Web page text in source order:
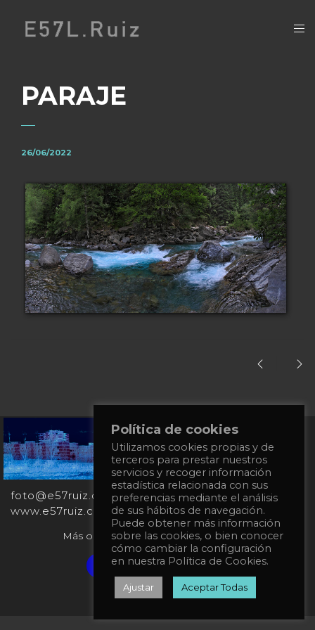
PARAJE
26/06/2022
651
862
863
foto@e57ruiz.com
www.e57ruiz.com
Más obras en la galería virtual Singulart:
Verified artist on Singulart
Política de privacidad
Política de Cookies
Política de cookies
Utilizamos cookies propias y de
terceros para prestar nuestros
servicios y recoger información
estadística relacionada con sus
preferencias mediante el análisis
de sus hábitos de navegación.
Puede obtener más información
sobre las cookies, o bien conocer
cómo cambiar la configuración
en nuestra Política de Cookies.
Ajustar Aceptar Todas